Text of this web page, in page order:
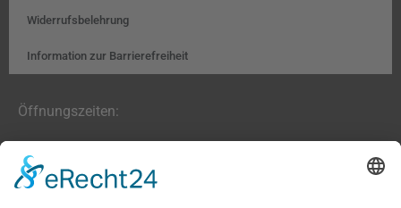
Widerrufsbelehrung
Information zur Barrierefreiheit
Öffnungszeiten:
Farben, Tapeten, Bodenbeläge:
Mo. – Fr. 8:00 – 18:00 Uhr